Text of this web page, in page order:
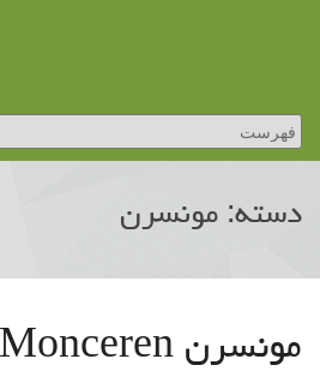
دسته: مونسرن
مونسرن Monceren